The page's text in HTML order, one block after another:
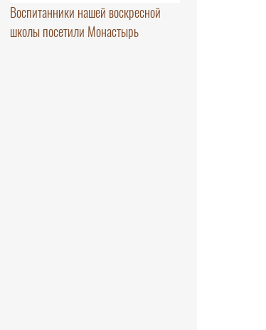
Воспитанники нашей воскресной
школы посетили Монастырь